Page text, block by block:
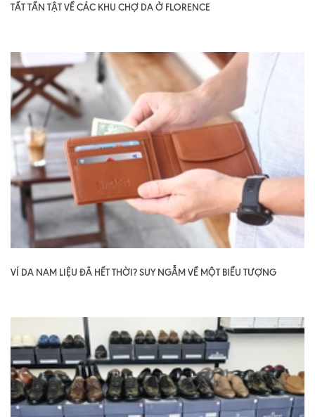
TẤT TẦN TẬT VỀ CÁC KHU CHỢ DA Ở FLORENCE
VÍ DA NAM LIỆU ĐÃ HẾT THỜI? SUY NGẪM VỀ MỘT BIỂU TƯỢNG